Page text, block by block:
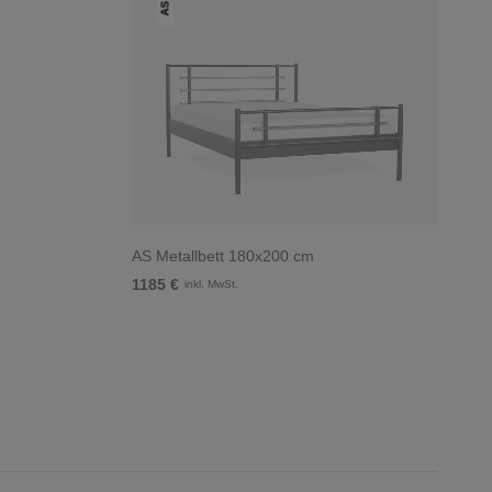
AS
AS Metallbett 180x200 cm
1185 € inkl. MwSt.